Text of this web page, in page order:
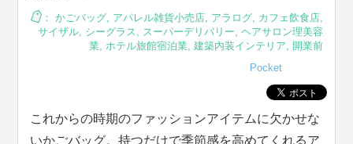
： かごバッグ, アパレル雑貨小売店, アラログ, カフェ飲食店,
サイザル, シーグラス, スーパーデリバリー, ヘアサロン理美容
業, ホテル旅館宿泊業, 建築内装インテリア, 開業前
Pocket
これからの時期のファッションアイテムに欠かせな
いかごバッグ。持つだけで季節感を高めてくれるア